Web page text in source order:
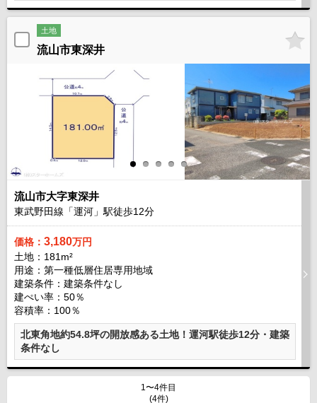
土地
流山市東深井
流山市大字東深井
東武野田線「運河」駅徒歩12分
価格： 3,180万円
土地：181m²
用途：第一種低層住居専用地域
建築条件： 建築条件なし
建ぺい率：50％
容積率：100％
北東角地約54.8坪の開放感ある土地！運河駅徒歩12分・建築
条件なし
1〜4件目
(4件)